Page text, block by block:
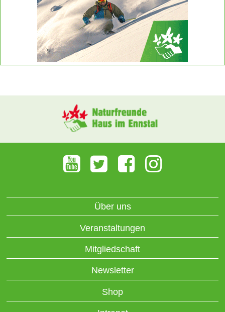
Über uns
Veranstaltungen
Mitgliedschaft
Newsletter
Shop